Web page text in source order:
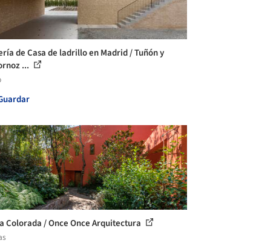
de Casa de ladrillo en Madrid / Tuñón y
...
Colorada / Once Once Arquitectura